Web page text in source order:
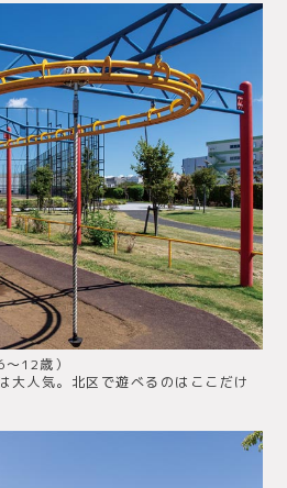
12歳）
大人気。北区で遊べるのはここだけ